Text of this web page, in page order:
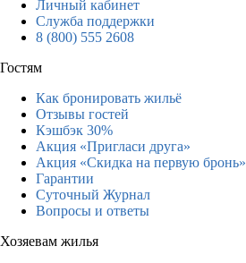
Личный кабинет
Служба поддержки
8 (800) 555 2608
Гостям
Как бронировать жильё
Отзывы гостей
Кэшбэк 30%
Акция «Пригласи друга»
Акция «Скидка на первую бронь»
Гарантии
Суточный Журнал
Вопросы и ответы
Хозяевам жилья